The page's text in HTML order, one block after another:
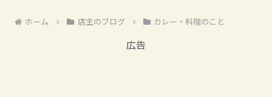
ホーム 店主のブログ カレー・料理のこと
広告